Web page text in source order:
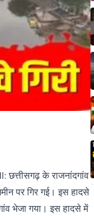
के राजनांदगांव
पर गिर गई। इस हादसे
भेजा गया। इस हादसे में